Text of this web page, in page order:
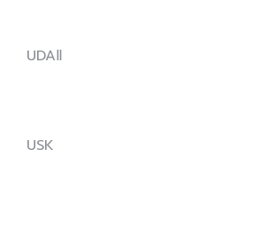
UDAⅡ
USK